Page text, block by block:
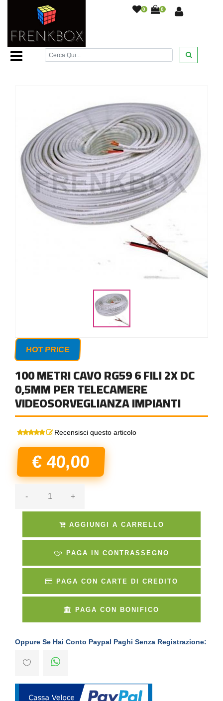
0 0
Home Page /Videosorveglianza
telecamere videosorveglianza
2x DC 0,5mm per telecamere videosorveglianza impianti
HOT PRICE
100 METRI CAVO RG59 6 FILI 2X DC
0,5MM PER TELECAMERE
VIDEOSORVEGLIANZA IMPIANTI
Recensisci questo articolo
€ 40,00
- +
AGGIUNGI A CARRELLO
PAGA IN CONTRASSEGNO
PAGA CON CARTE DI CREDITO
PAGA CON BONIFICO
Oppure Se Hai Conto Paypal Paghi Senza Registrazione: